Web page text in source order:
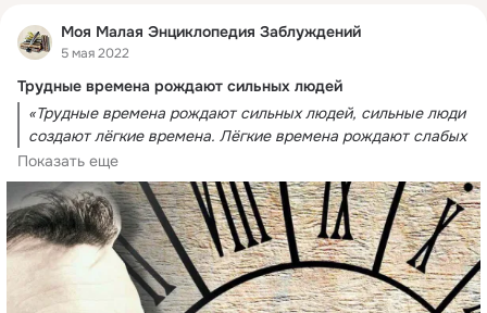
Моя Малая Энциклопедия Заблуждений
5 мая 2022
Трудные времена рождают сильных людей
«Трудные времена рождают сильных людей, сильные люди
создают лёгкие времена. Лёгкие времена рождают слабых
людей. Слабые люди создают трудные времена.»
Показать еще